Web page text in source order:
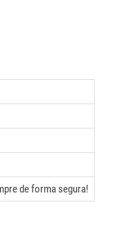
de forma segura!